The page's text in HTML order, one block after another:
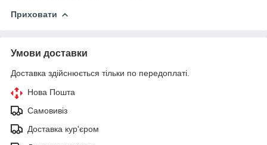
Приховати
Умови доставки
Доставка здійснюється тільки по передоплаті.
Нова Пошта
Самовивіз
Доставка кур'єром